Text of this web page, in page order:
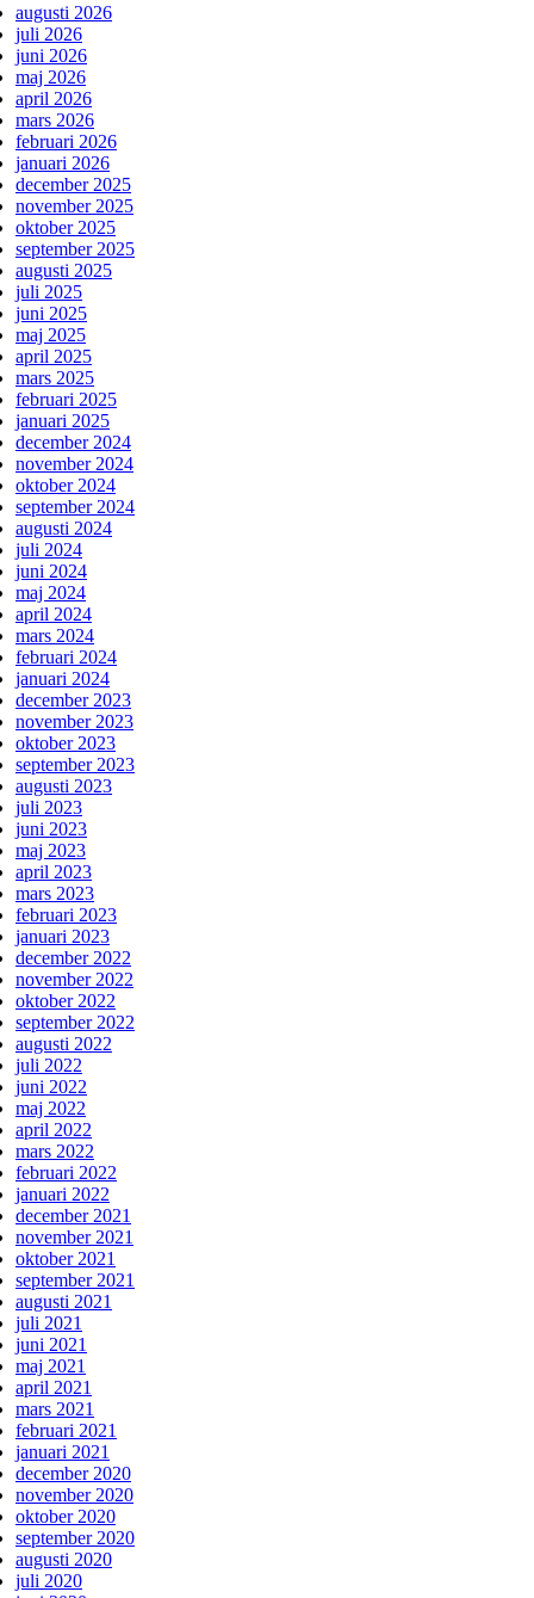
augusti 2026
juli 2026
juni 2026
maj 2026
april 2026
mars 2026
februari 2026
januari 2026
december 2025
november 2025
oktober 2025
september 2025
augusti 2025
juli 2025
juni 2025
maj 2025
april 2025
mars 2025
februari 2025
januari 2025
december 2024
november 2024
oktober 2024
september 2024
augusti 2024
juli 2024
juni 2024
maj 2024
april 2024
mars 2024
februari 2024
januari 2024
december 2023
november 2023
oktober 2023
september 2023
augusti 2023
juli 2023
juni 2023
maj 2023
april 2023
mars 2023
februari 2023
januari 2023
december 2022
november 2022
oktober 2022
september 2022
augusti 2022
juli 2022
juni 2022
maj 2022
april 2022
mars 2022
februari 2022
januari 2022
december 2021
november 2021
oktober 2021
september 2021
augusti 2021
juli 2021
juni 2021
maj 2021
april 2021
mars 2021
februari 2021
januari 2021
december 2020
november 2020
oktober 2020
september 2020
augusti 2020
juli 2020